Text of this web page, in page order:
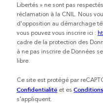
e
s
Libertés » ne sont pas
réclamation à la CNIL. Nous
d'opposition au démarchage
vous pouvez vous inscrire ici :
cadre de la protection des
à ne pas inscrire de Données
libre.
Ce site est protégé par
Confidentialité et es
s'appliquent.